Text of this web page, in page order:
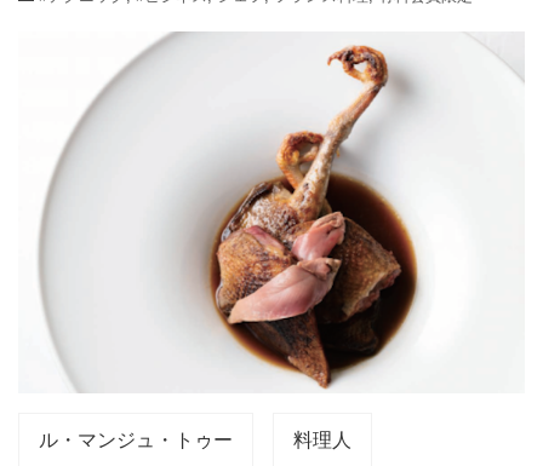
ル・マンジュ・トゥー 料理人